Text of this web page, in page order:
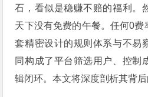
石，看似是稳赚不赔的福利。
天下没有免费的午餐。任何0费
套精密设计的规则体系与不易
同构成了平台筛选用户、控制
辑闭环。本文将深度剖析其背后